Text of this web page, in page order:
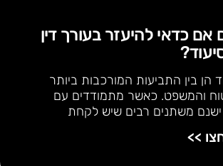
אם כדאי להיעזר בעורך דין
הן בין התביעות המורכבות ביותר
והמשפט. כאשר מתמודדים עם
ישנם משתנים רבים שיש לקחת
>>